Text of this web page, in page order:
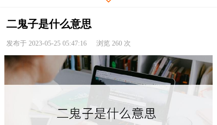
农业
健康
历史
二鬼子是什么意思
发布于 2023-05-25 05:47:16 浏览260 次